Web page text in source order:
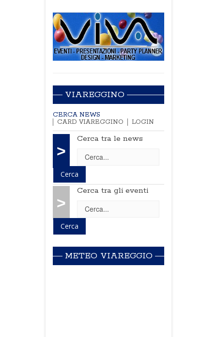
VIAREGGINO
CERCA NEWS
CARD VIAREGGINO
LOGIN
>
Cerca tra le news
>
Cerca tra gli eventi
METEO VIAREGGIO